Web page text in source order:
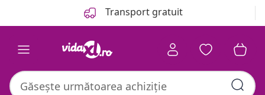
Transport gratuit